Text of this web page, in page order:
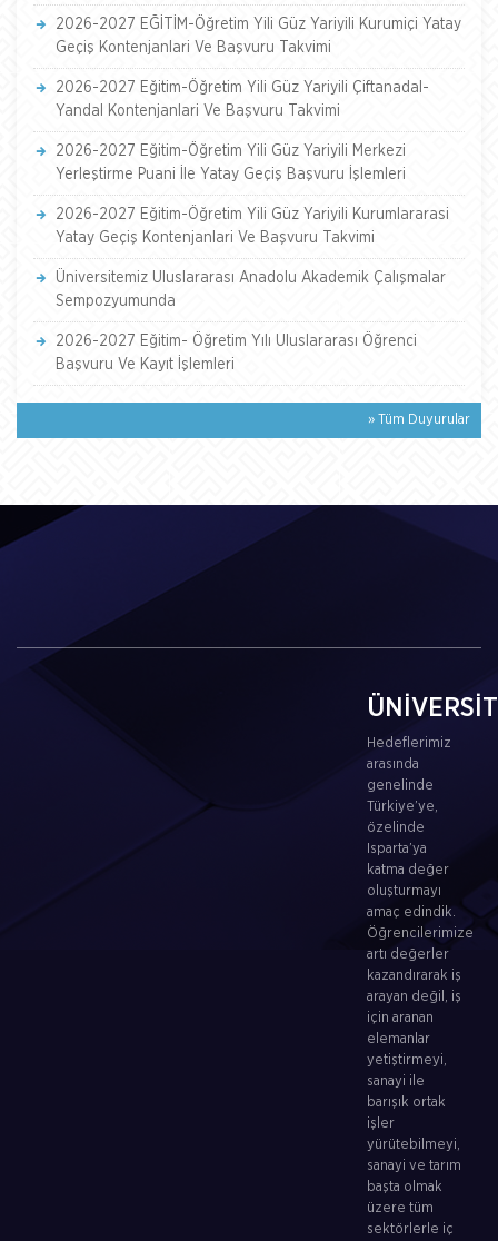
2026-2027 EĞİTİM-Öğretim Yili Güz Yariyili Kurumiçi Yatay
Geçiş Kontenjanlari Ve Başvuru Takvimi
2026-2027 Eğitim-Öğretim Yili Güz Yariyili Çiftanadal-
Yandal Kontenjanlari Ve Başvuru Takvimi
2026-2027 Eğitim-Öğretim Yili Güz Yariyili Merkezi
Yerleştirme Puani İle Yatay Geçiş Başvuru İşlemleri
2026-2027 Eğitim-Öğretim Yili Güz Yariyili Kurumlararasi
Yatay Geçiş Kontenjanlari Ve Başvuru Takvimi
Üniversitemiz Uluslararası Anadolu Akademik Çalışmalar
Sempozyumunda
2026-2027 Eğitim- Öğretim Yılı Uluslararası Öğrenci
Başvuru Ve Kayıt İşlemleri
» Tüm Duyurular
Hedeflerimiz
arasında
genelinde
Türkiye’ye,
özelinde
Isparta’ya
katma değer
oluşturmayı
amaç edindik.
Öğrencilerimize
artı değerler
kazandırarak iş
arayan değil, iş
için aranan
elemanlar
yetiştirmeyi,
sanayi ile
barışık ortak
işler
yürütebilmeyi,
sanayi ve tarım
başta olmak
üzere tüm
sektörlerle iç